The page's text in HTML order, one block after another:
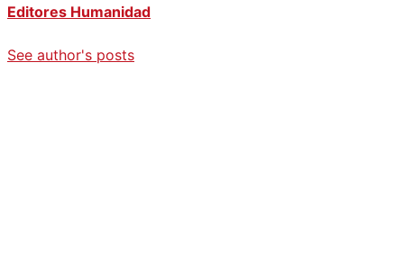
Editores Humanidad
See author's posts